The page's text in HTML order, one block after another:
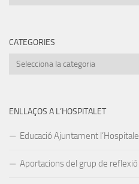
CATEGORIES
Categories
ENLLAÇOS A L’HOSPITALET
Educació Ajuntament
Aportacions del grup de